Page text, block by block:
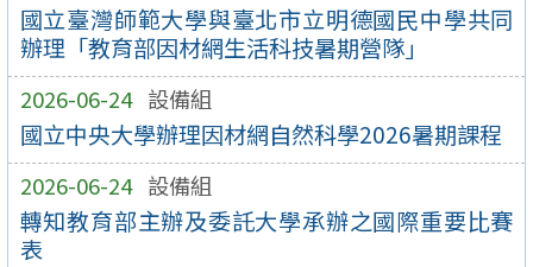
國立臺灣師範大學與臺北市立明德國民中學共同
辦理「教育部因材網生活科技暑期營隊」
2026-06-24 設備組
國立中央大學辦理因材網自然科學2026暑期課程
2026-06-24 設備組
轉知教育部主辦及委託大學承辦之國際重要比賽
表